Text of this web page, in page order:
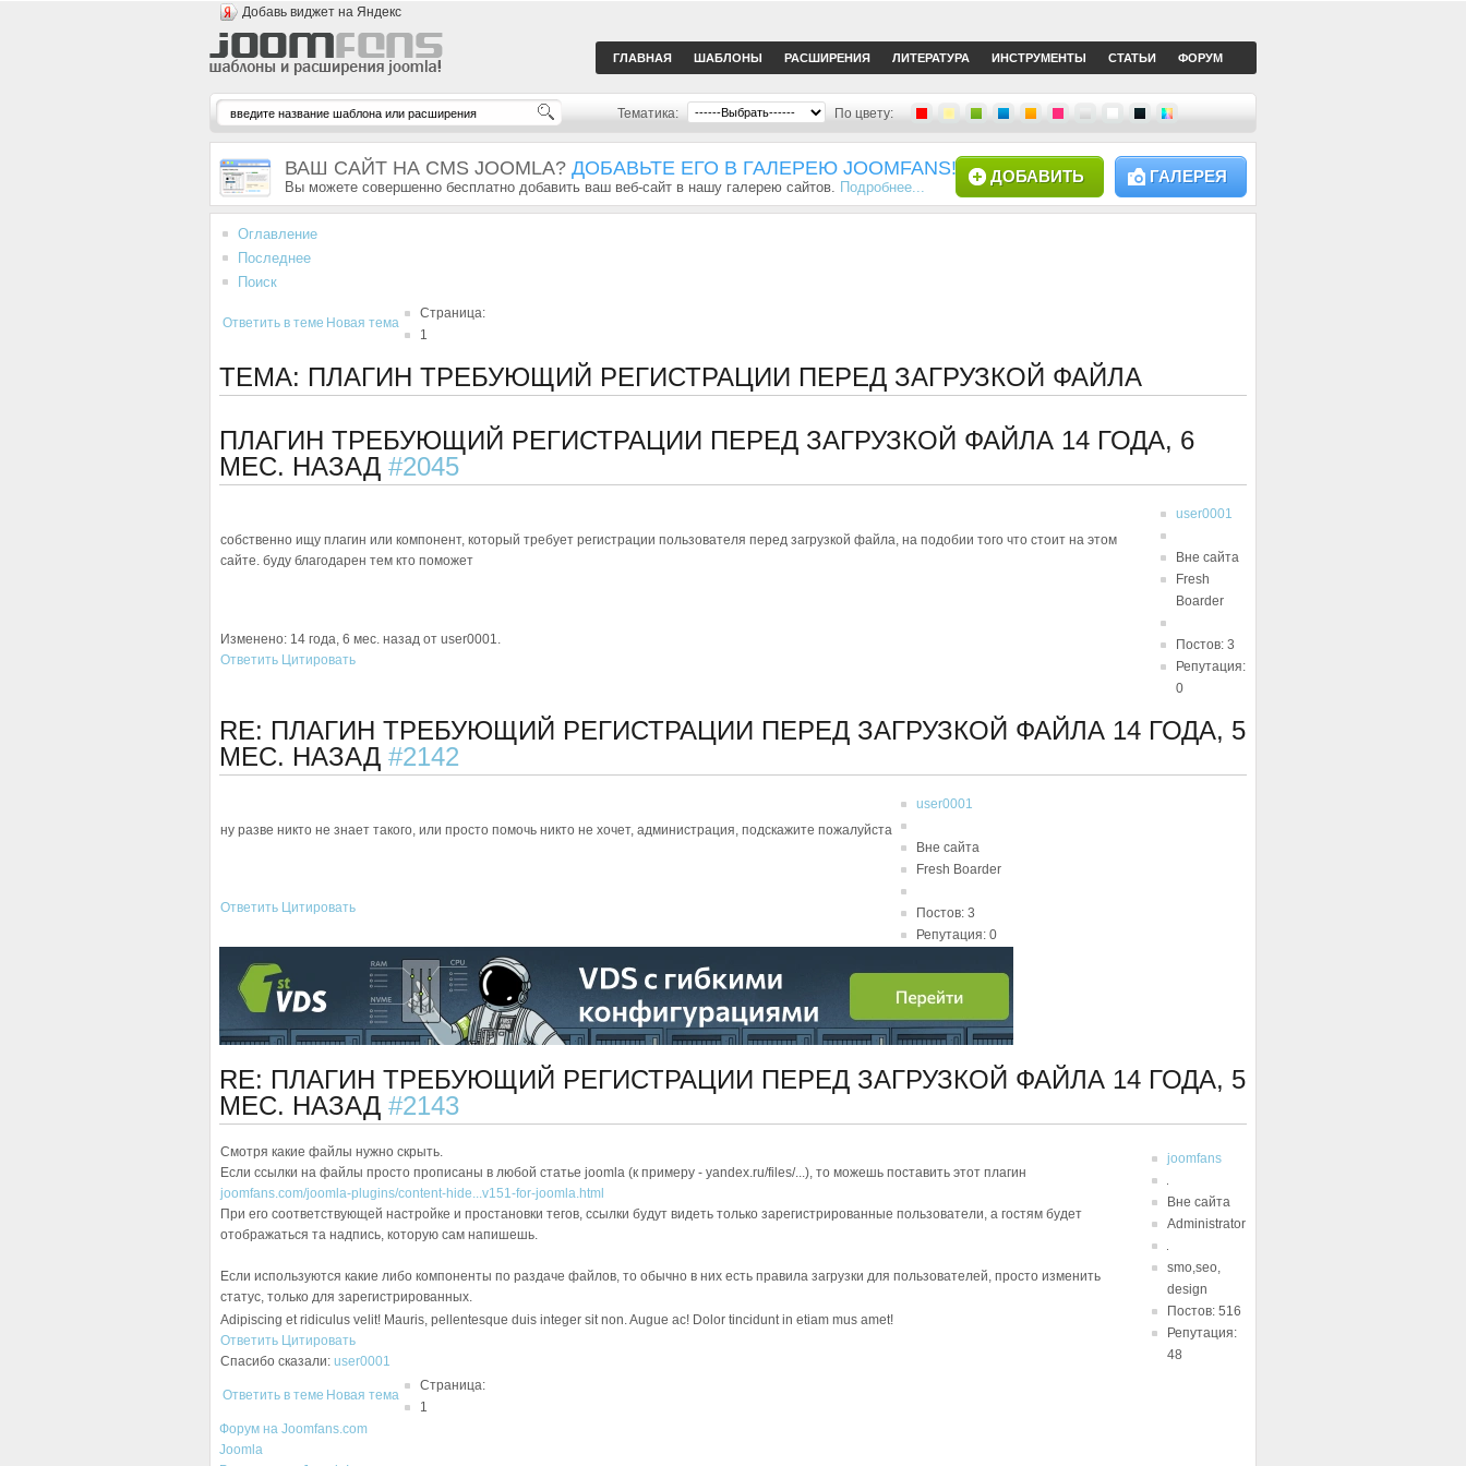
Добавь виджет на Яндекс
ГЛАВНАЯ ШАБЛОНЫ РАСШИРЕНИЯ ЛИТЕРАТУРА ИНСТРУМЕНТЫ СТАТЬИ ФОРУМ
Тематика: По цвету:
ВАШ САЙТ НА CMS JOOMLA? ДОБАВЬТЕ ЕГО В ГАЛЕРЕЮ JOOMFANS!
Вы можете совершенно бесплатно добавить ваш веб-сайт в нашу галерею сайтов. Подробнее...
ГАЛЕРЕЯ
ДОБАВИТЬ
Оглавление
Последнее
Поиск
Ответить в теме Новая тема
Страница:
1
ТЕМА: ПЛАГИН ТРЕБУЮЩИЙ РЕГИСТРАЦИИ ПЕРЕД ЗАГРУЗКОЙ ФАЙЛА
ПЛАГИН ТРЕБУЮЩИЙ РЕГИСТРАЦИИ ПЕРЕД ЗАГРУЗКОЙ ФАЙЛА 14 ГОДА, 6
МЕС. НАЗАД #2045
собственно ищу плагин или компонент, который требует регистрации пользователя перед загрузкой файла, на подобии того что стоит на этом
сайте. буду благодарен тем кто поможет
user0001
Вне сайта
Fresh
Boarder
Постов: 3
Репутация:
0
Изменено: 14 года, 6 мес. назад от user0001.
Ответить Цитировать
RE: ПЛАГИН ТРЕБУЮЩИЙ РЕГИСТРАЦИИ ПЕРЕД ЗАГРУЗКОЙ ФАЙЛА 14 ГОДА, 5
МЕС. НАЗАД #2142
ну разве никто не знает такого, или просто помочь никто не хочет, администрация, подскажите пожалуйста
user0001
Вне сайта
Fresh Boarder
Постов: 3
Репутация: 0
Ответить Цитировать
RE: ПЛАГИН ТРЕБУЮЩИЙ РЕГИСТРАЦИИ ПЕРЕД ЗАГРУЗКОЙ ФАЙЛА 14 ГОДА, 5
МЕС. НАЗАД #2143
Смотря какие файлы нужно скрыть.
Если ссылки на файлы просто прописаны в любой статье joomla (к примеру - yandex.ru/files/...), то можешь поставить этот плагин
joomfans.com/joomla-plugins/content-hide...v151-for-joomla.html
При его соответствующей настройке и простановки тегов, ссылки будут видеть только зарегистрированные пользователи, а гостям будет
отображаться та надпись, которую сам напишешь.
Если используются какие либо компоненты по раздаче файлов, то обычно в них есть правила загрузки для пользователей, просто изменить
статус, только для зарегистрированных.
joomfans
Вне сайта
Administrator
smo,seo,
design
Постов: 516
Репутация:
48
Adipiscing et ridiculus velit! Mauris, pellentesque duis integer sit non. Augue ac! Dolor tincidunt in etiam mus amet!
Ответить Цитировать
Спасибо сказали: user0001
Ответить в теме Новая тема
Страница:
1
Форум на Joomfans.com
Joomla